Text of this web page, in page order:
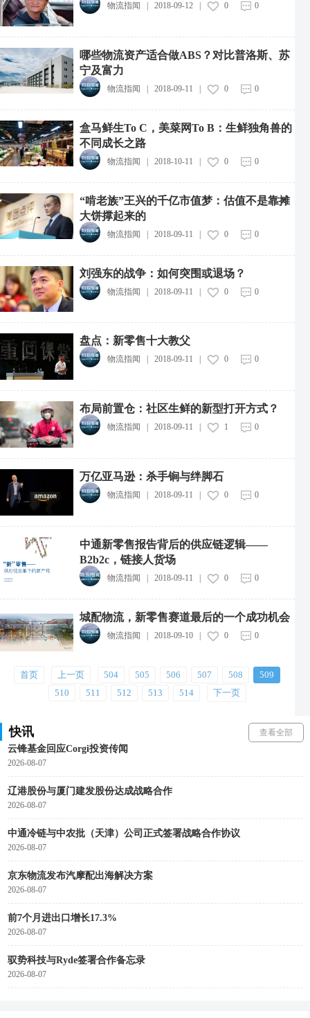
物流指闻 2018-09-12| 0 0
哪些物流资产适合做ABS？对比普洛斯、苏
宁及富力
物流指闻 | 2018-09-11 | 0 0
盒马鲜生To C，美菜网To B：生鲜独角兽的
不同成长之路
物流指闻 | 2018-10-11 | 0 0
“啃老族”王兴的千亿市值梦：估值不是靠摊
大饼撑起来的
物流指闻 | 2018-09-11 | 0 0
刘强东的战争：如何突围或退场？
物流指闻 | 2018-09-11 | 0 0
盘点：新零售十大教父
物流指闻 2018-09-11 0 0
布局前置仓：社区生鲜的新型打开方式？
物流指闻 2018-09-11 1 0
万亿亚马逊：杀手锏与绊脚石
物流指闻 | 2018-09-11 | 0 0
中通新零售报告背后的供应链逻辑——
B2b2c，链接人货场
物流指闻 | 2018-09-11 | 0 0
城配物流，新零售赛道最后的一个成功机会
物流指闻 | 2018-09-10| 0 0
首页 上一页 504 505 506 507 508
509
510
511 512 513 514 下一页
快讯 查看全部
中远海运集团投资成立新能源航运公司
中通快递粤港澳大湾区惠州转运中心投运
2026-08-07
2026-08-07
云锋基金回应Corgi投资传闻
2026-08-07
辽港股份与厦门建发股份达成战略合作
2026-08-07
中通冷链与中农批（天津）公司正式签署战略合作协议
2026-08-07
京东物流发布汽摩配出海解决方案
2026-08-07
前7个月进出口增长17.3%
2026-08-07
驭势科技与Ryde签署合作备忘录
2026-08-07